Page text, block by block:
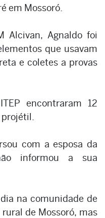
em Mossoró.
Alcivan, Agnaldo foi
que usavam
e coletes a provas
encontraram 12
com a esposa da
informou a sua
na comunidade de
de Mossoró, mas